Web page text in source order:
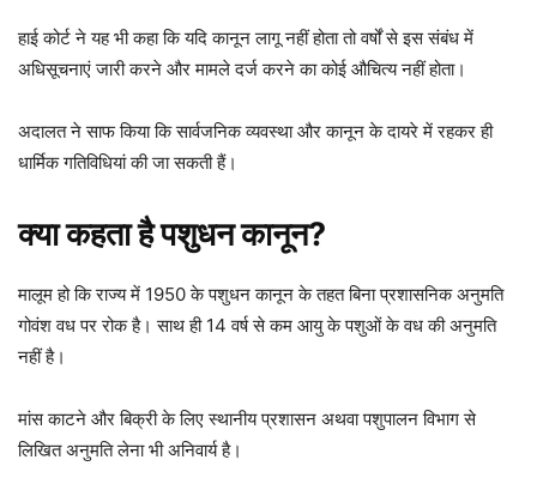
हाई कोर्ट ने यह भी कहा कि यदि कानून लागू नहीं होता तो वर्षों से इस संबंध में
अधिसूचनाएं जारी करने और मामले दर्ज करने का कोई औचित्य नहीं होता।
अदालत ने साफ किया कि सार्वजनिक व्यवस्था और कानून के दायरे में रहकर ही
धार्मिक गतिविधियां की जा सकती हैं।
क्या कहता है पशुधन कानून?
मालूम हो कि राज्य में 1950 के पशुधन कानून के तहत बिना प्रशासनिक अनुमति
गोवंश वध पर रोक है। साथ ही 14 वर्ष से कम आयु के पशुओं के वध की अनुमति
नहीं है।
मांस काटने और बिक्री के लिए स्थानीय प्रशासन अथवा पशुपालन विभाग से
लिखित अनुमति लेना भी अनिवार्य है।